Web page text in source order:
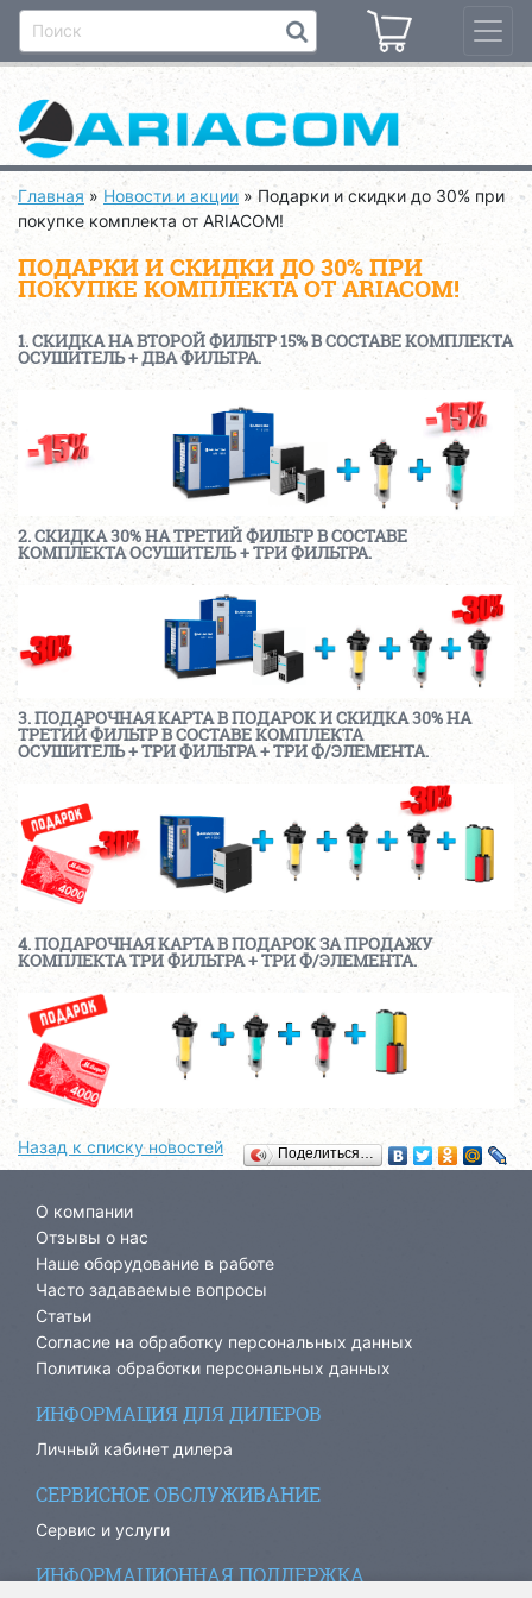
Главная » Новости и акции »Подарки и скидки до 30% при
покупке комплекта от ARIACOM!
ПОДАРКИ И СКИДКИ ДО 30% ПРИ
ПОКУПКЕ КОМПЛЕКТА ОТ ARIACOM!
1. СКИДКА НА ВТОРОЙ ФИЛЬТР 15% В СОСТАВЕ КОМПЛЕКТА
ОСУШИТЕЛЬ + ДВА ФИЛЬТРА.
2. СКИДКА 30% НА ТРЕТИЙ ФИЛЬТР В СОСТАВЕ
КОМПЛЕКТА ОСУШИТЕЛЬ + ТРИ ФИЛЬТРА.
3. ПОДАРОЧНАЯ КАРТА В ПОДАРОК И СКИДКА 30% НА
ТРЕТИЙ ФИЛЬТР В СОСТАВЕ КОМПЛЕКТА
ОСУШИТЕЛЬ + ТРИ ФИЛЬТРА + ТРИ Ф/ЭЛЕМЕНТА.
4. ПОДАРОЧНАЯ КАРТА В ПОДАРОК ЗА ПРОДАЖУ
КОМПЛЕКТА ТРИ ФИЛЬТРА + ТРИ Ф/ЭЛЕМЕНТА.
Поделиться…
Назад к списку новостей
О компании
Отзывы о нас
Наше оборудование в работе
Часто задаваемые вопросы
Статьи
Согласие на обработку персональных данных
Политика обработки персональных данных
ИНФОРМАЦИЯ ДЛЯ ДИЛЕРОВ
Личный кабинет дилера
СЕРВИСНОЕ ОБСЛУЖИВАНИЕ
Сервис и услуги
ИНФОРМАЦИОННАЯ ПОДДЕРЖКА